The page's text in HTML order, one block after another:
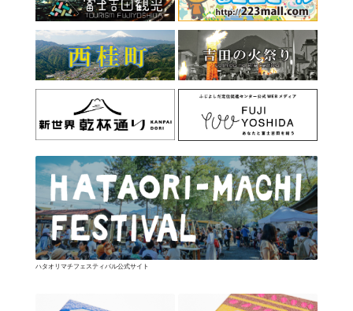
ハタオリマチフェスティバル公式サイト